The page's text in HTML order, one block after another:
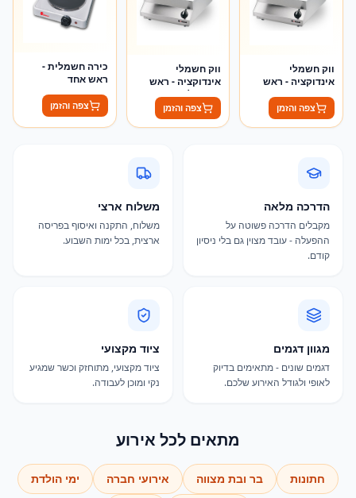
ווק חשמלי
אינדוקציה - ראש
אחד
צפה והזמן
ווק חשמלי
אינדוקציה - ראש
אחד תלת פאזי
צפה והזמן
כירה חשמלית -
ראש אחד
צפה והזמן
הדרכה מלאה
מקבלים הדרכה פשוטה על
ההפעלה - עובד מצוין גם בלי ניסיון
קודם.
משלוח ארצי
משלוח, התקנה ואיסוף בפריסה
ארצית, בכל ימות השבוע.
מגוון דגמים
דגמים שונים - מתאימים בדיוק
לאופי ולגודל האירוע שלכם.
ציוד מקצועי
ציוד מקצועי, מתוחזק וכשר שמגיע
נקי ומוכן לעבודה.
מתאים לכל אירוע
חתונות בר ובת מצווה אירועי חברה
ימי הולדת